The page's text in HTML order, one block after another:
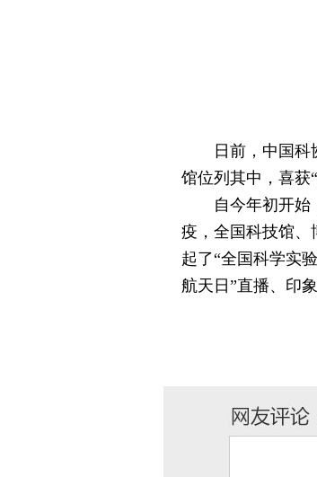
日前，中国科协
馆位列其中，喜获
自今年初开始，
疫，全国科技馆、
起了“全国科学实
航天日”直播、印